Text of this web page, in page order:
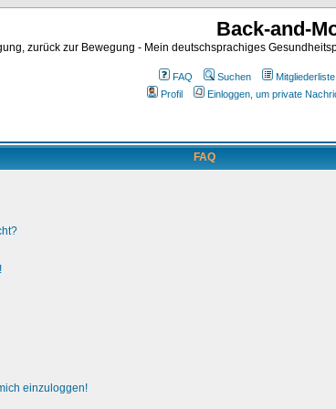
Back-and-
zurück zur Bewegung - Mein deutschsprachiges
FAQ Suchen Mitgliederliste
Profil
Einloggen, um private
FAQ
einzuloggen!